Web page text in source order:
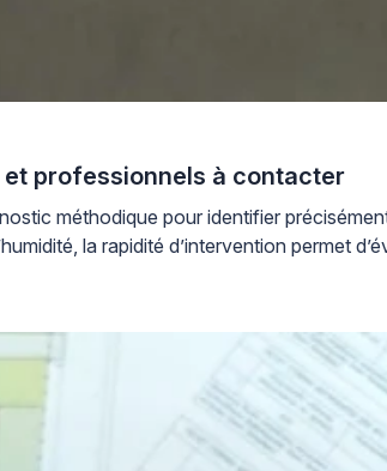
professionnels à contacter
méthodique pour identifier
la rapidité d’intervention permet